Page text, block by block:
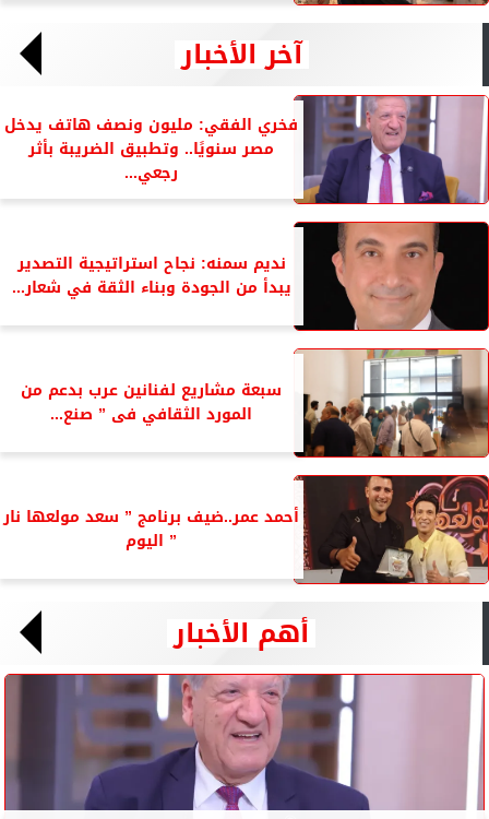
آخر الأخبار
فخري الفقي: مليون ونصف هاتف يدخل
مصر سنويًا.. وتطبيق الضريبة بأثر
رجعي...
نديم سمنه: نجاح استراتيجية التصدير
يبدأ من الجودة وبناء الثقة في شعار...
سبعة مشاريع لفنانين عرب بدعم من
المورد الثقافي فى ” صنع...
أحمد عمر..ضيف برنامج ” سعد مولعها نار
” اليوم
أهم الأخبار